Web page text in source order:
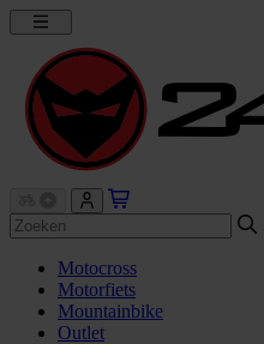
Motocross
Motorfiets
Mountainbike
Outlet